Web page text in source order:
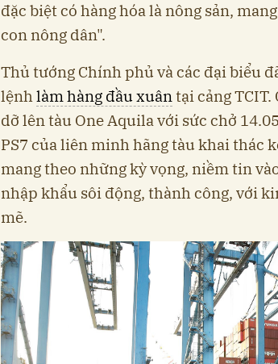
đặc biệt có hàng hóa là nông sản,
con nông dân".
Thủ tướng Chính phủ và các đại biểu
lệnhlàm hàng đầu xuântại cảng
dỡ lên tàu One Aquila với sức chở
PS7 của liên minh hãng tàu khai thác
mang theo những kỳ vọng, niềm tin
nhập khẩu sôi động, thành công, với
mẽ.